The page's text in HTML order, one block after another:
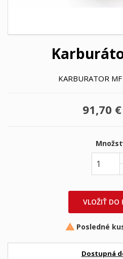
KARBURATOR
91,70 €
VLOŽIŤ DO
 Posledné
Dostupná